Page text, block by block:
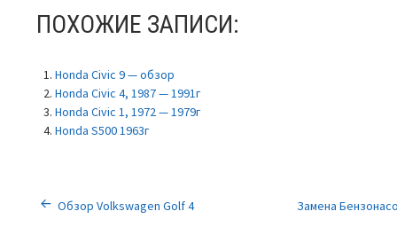
ПОХОЖИЕ ЗАПИСИ:
Honda Civic 9 — обзор
Honda Civic 4, 1987 — 1991г
Honda Civic 1, 1972 — 1979г
Honda S500 1963г
НАВИГАЦИЯ
Обзор Volkswagen Golf 4 Замена